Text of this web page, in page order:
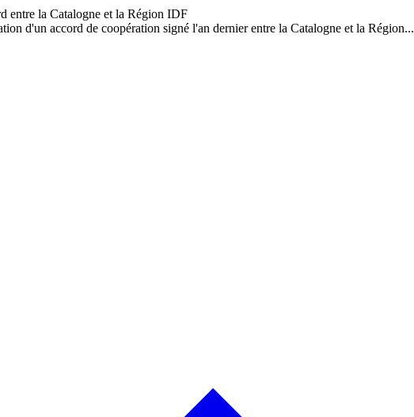
d'un accord de coopération signé l'an dernier entre la Catalogne et la Région...